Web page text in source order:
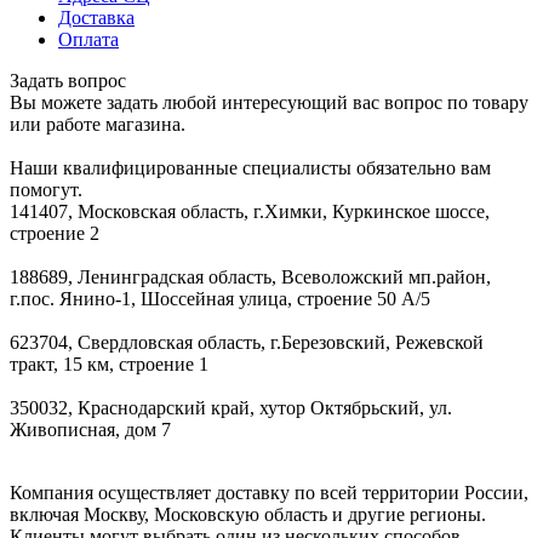
Доставка
Оплата
Задать вопрос
Вы можете задать любой интересующий вас вопрос по товару
или работе магазина.
Наши квалифицированные специалисты обязательно вам
помогут.
141407, Московская область, г.Химки, Куркинское шоссе,
строение 2
188689, Ленинградская область, Всеволожский мп.район,
г.пос. Янино-1, Шоссейная улица, строение 50 А/5
623704, Свердловская область, г.Березовский, Режевской
тракт, 15 км, строение 1
350032, Краснодарский край, хутор Октябрьский, ул.
Живописная, дом 7
Компания осуществляет доставку по всей территории России,
включая Москву, Московскую область и другие регионы.